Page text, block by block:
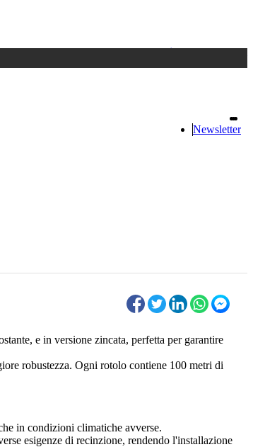
Accedioppure registrati
Newsletter
e in versione zincata, perfetta per garantire
robustezza. Ogni rotolo contiene 100 metri di
in condizioni climatiche avverse.
esigenze di recinzione, rendendo l'installazione